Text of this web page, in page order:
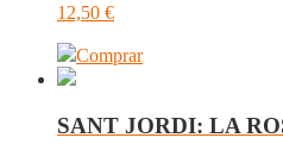
12,50 €
Comprar
SANT JORDI: LA